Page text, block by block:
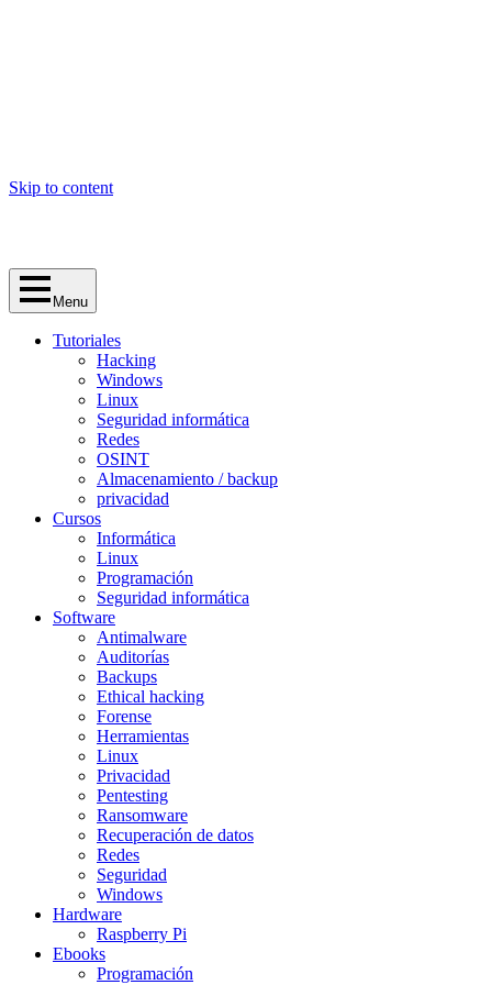
Skip to content
Menu
Tutoriales
Hacking
Windows
Linux
Seguridad informática
Redes
OSINT
Almacenamiento / backup
privacidad
Cursos
Informática
Linux
Programación
Seguridad informática
Software
Antimalware
Auditorías
Backups
Ethical hacking
Forense
Herramientas
Linux
Privacidad
Pentesting
Ransomware
Recuperación de datos
Redes
Seguridad
Windows
Hardware
Raspberry Pi
Ebooks
Programación